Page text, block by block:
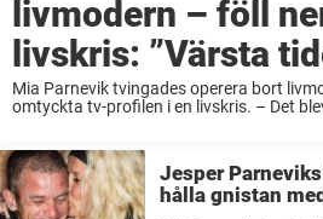
livmodern – föll
livskris: ”Värsta
Mia Parnevik tvingades operera bort
omtyckta tv-profilen i en livskris. – Det
Jesper
hålla gnistan